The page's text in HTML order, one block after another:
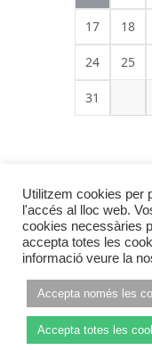
17 18
24 25
31
©
Utilitzem cookies per
l'accés al lloc web.
cookies necessàries
accepta totes les
informació veure la
Accepta només les
Accepta totes les